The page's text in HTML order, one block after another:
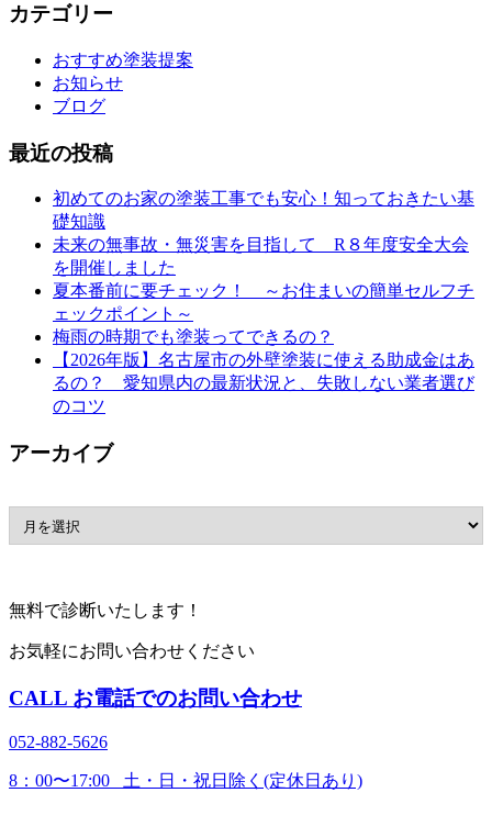
カテゴリー
おすすめ塗装提案
お知らせ
ブログ
最近の投稿
初めてのお家の塗装工事でも安心！知っておきたい基
礎知識
未来の無事故・無災害を目指して R８年度安全大会
を開催しました
夏本番前に要チェック！ ～お住まいの簡単セルフチ
ェックポイント～
梅雨の時期でも塗装ってできるの？
【2026年版】名古屋市の外壁塗装に使える助成金はあ
るの？ 愛知県内の最新状況と、失敗しない業者選び
のコツ
アーカイブ
無料で診断いたします！
お気軽にお問い合わせください
CALL お電話でのお問い合わせ
052-882-5626
8：00〜17:00 土・日・祝日除く(定休日あり)